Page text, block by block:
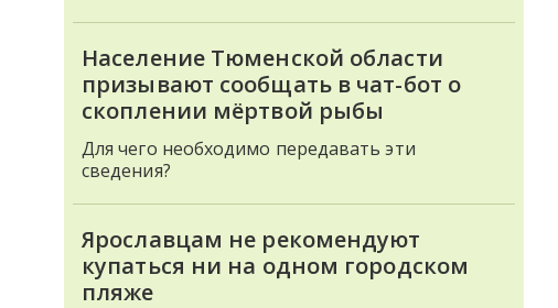
Население Тюменской области
призывают сообщать в чат-бот о
скоплении мёртвой рыбы
Для чего необходимо передавать эти
сведения?
Ярославцам не рекомендуют
купаться ни на одном городском
пляже